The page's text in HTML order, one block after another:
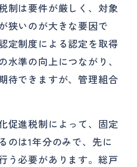
制は要件が厳しく、対象
狭いのが大きな要因で
定制度による認定を取得
準の向上につながり、
待できますが、管理組合
促進税制によって、固定
のは1年分のみで、先に
う必要があります。総戸